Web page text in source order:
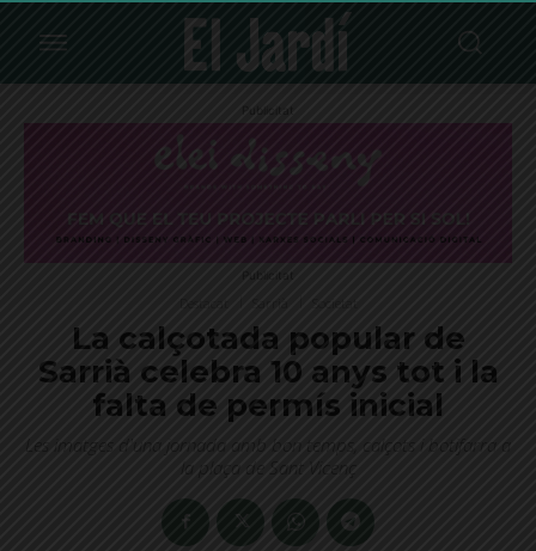
Publicitat
Publicitat
La calçotada popular de
Sarrià celebra 10 anys tot i la
falta de permís inicial
Les imatges d'una jornada amb bon temps, calçots i botifarra a
la plaça de Sant Vicenç